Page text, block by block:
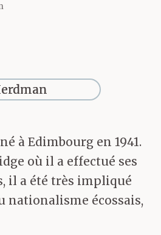
à Edimbourg en 1941.
où il a effectué ses
il a été très impliqué
nationalisme écossais,